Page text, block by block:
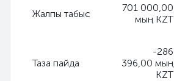
Жалпы табыс
701 000,00
мың KZT
Таза пайда
-286
396,00 мың
KZT